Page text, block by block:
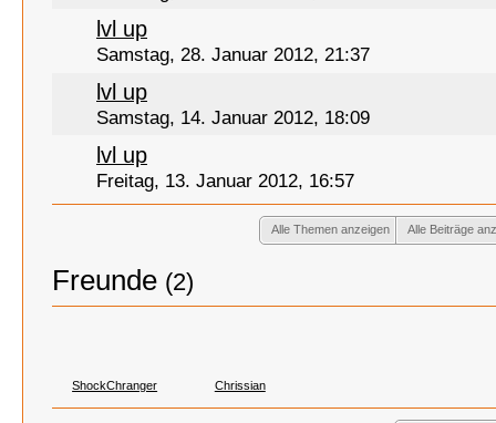
lvl up
Samstag, 28. Januar 2012, 21:37
lvl up
Samstag, 14. Januar 2012, 18:09
lvl up
Freitag, 13. Januar 2012, 16:57
Alle Beiträge
Alle Themen anzeigen
Freunde (2)
ShockChranger Chrissian